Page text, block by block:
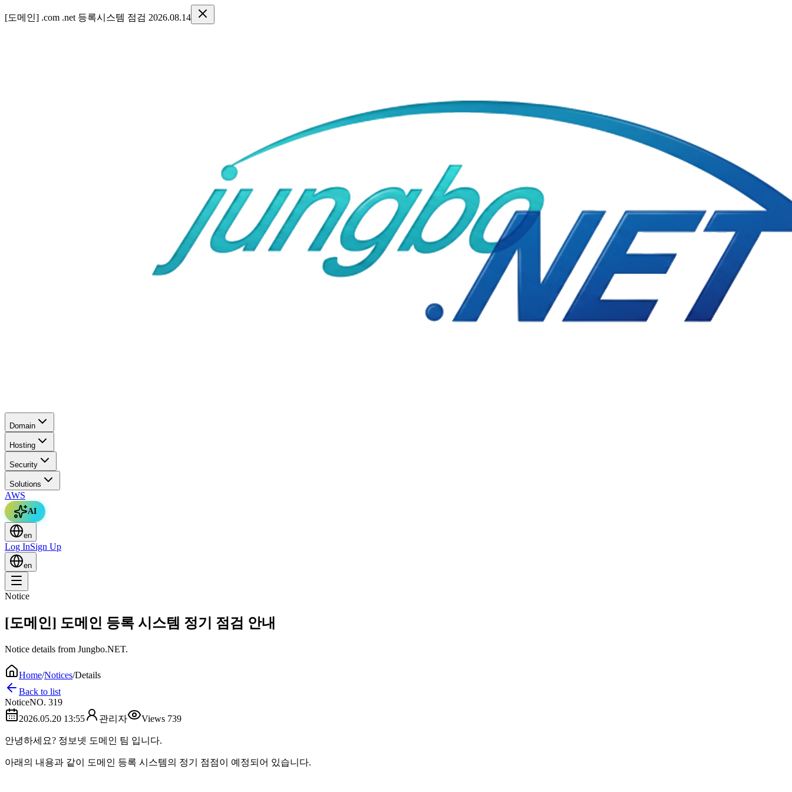
[도메인] .com .net 등록시스템 점검 2026.08.14
Domain
Hosting
Security
Solutions
AWS
AI
en
Log InSign Up
en
Notice
[도메인] 도메인 등록 시스템 정기 점검 안내
Notice details from Jungbo.NET.
Home/Notices/Details
Back to list
NoticeNO. 319
2026.05.20 13:55
관리자 Views 739
안녕하세요? 정보넷 도메인 팀 입니다.
아래의 내용과 같이 도메인 등록 시스템의 정기 점점이 예정되어 있습니다.